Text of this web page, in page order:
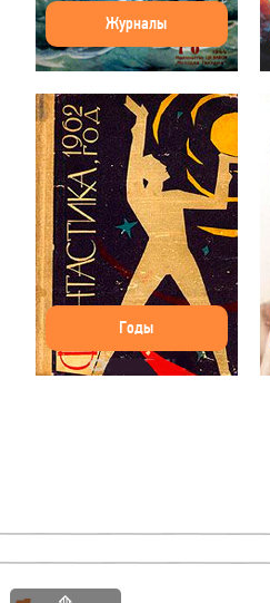
Журналы
Годы